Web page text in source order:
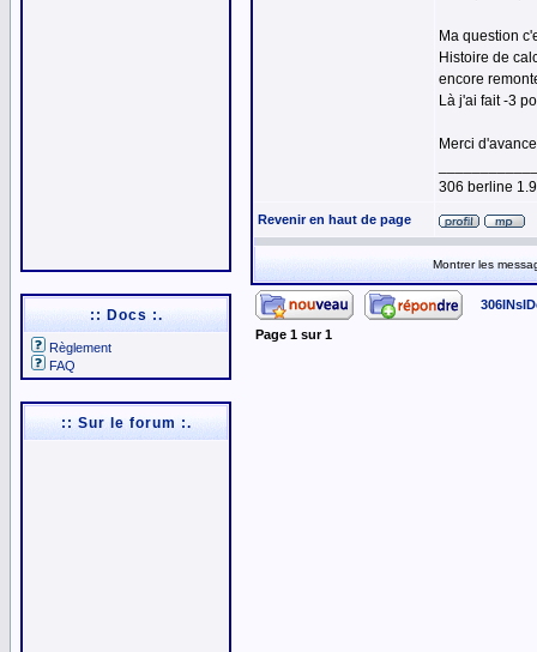
:: Docs :.
Règlement
FAQ
:: Sur le forum :.
Ma question
Histoire de
encore
Là j'ai fait -3
Merci
306 berline
Revenir en haut de page
Montrer les
Page 1 sur1